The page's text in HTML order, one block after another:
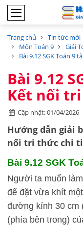
Trang chủ Tin tức mới
Môn Toán 9
Giải
Bài 9.12 SGK Toán 9
Bài 9.12
Kết nối
Cập nhật: 01/04/2026
Hướng dẫn giải
nối tri thức chi
Bài 9.12 SGK
Người ta muốn
để đặt vừa khít
đường kính 30 cm
(phía bên trong)